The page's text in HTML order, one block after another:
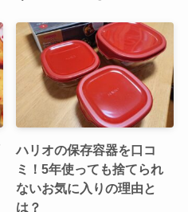
ハリオの保存容器を口コ
ミ！5年使っても捨てられ
ないお気に入りの理由と
は？